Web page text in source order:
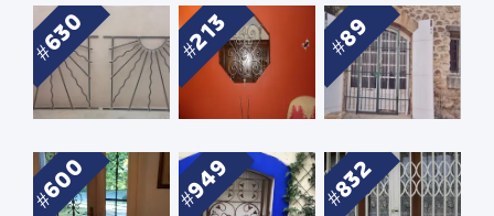
630 213 89
600 949 832